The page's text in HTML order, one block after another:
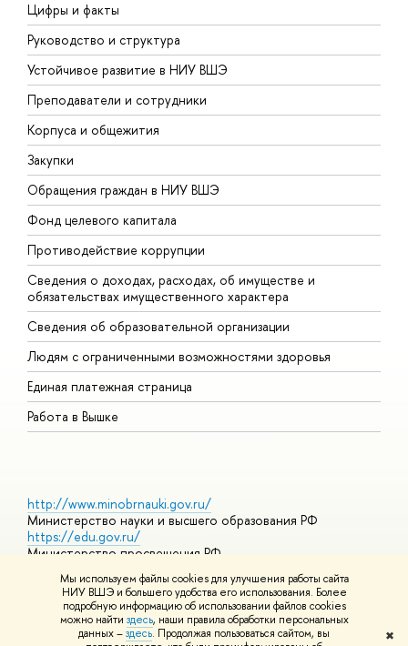
Мы используем файлы cookies для улучшения работы сайта
НИУ ВШЭ и большего удобства его использования. Более
подробную информацию об использовании файлов cookies
можно найти здесь, наши правила обработки персональных
данных –здесь. Продолжая пользоваться сайтом, вы
✖
Цифры и факты
Руководство и структура
Устойчивое развитие в НИУ ВШЭ
Преподаватели и сотрудники
Корпуса и общежития
Закупки
Обращения граждан в НИУ ВШЭ
Фонд целевого капитала
Противодействие коррупции
Сведения о доходах, расходах, об имуществе и
обязательствах имущественного характера
Сведения об образовательной организации
Людям с ограниченными возможностями здоровья
Единая платежная страница
Работа в Вышке
http://www.minobrnauki.gov.ru/
Министерство науки и высшего образования РФ
https://edu.gov.ru/
Министерство просвещения РФ
https://elearning.hse.ru/mooc
Массовые открытые онлайн-курсы
© НИУ ВШЭ 1993–2026 Адреса и контактыУсловия